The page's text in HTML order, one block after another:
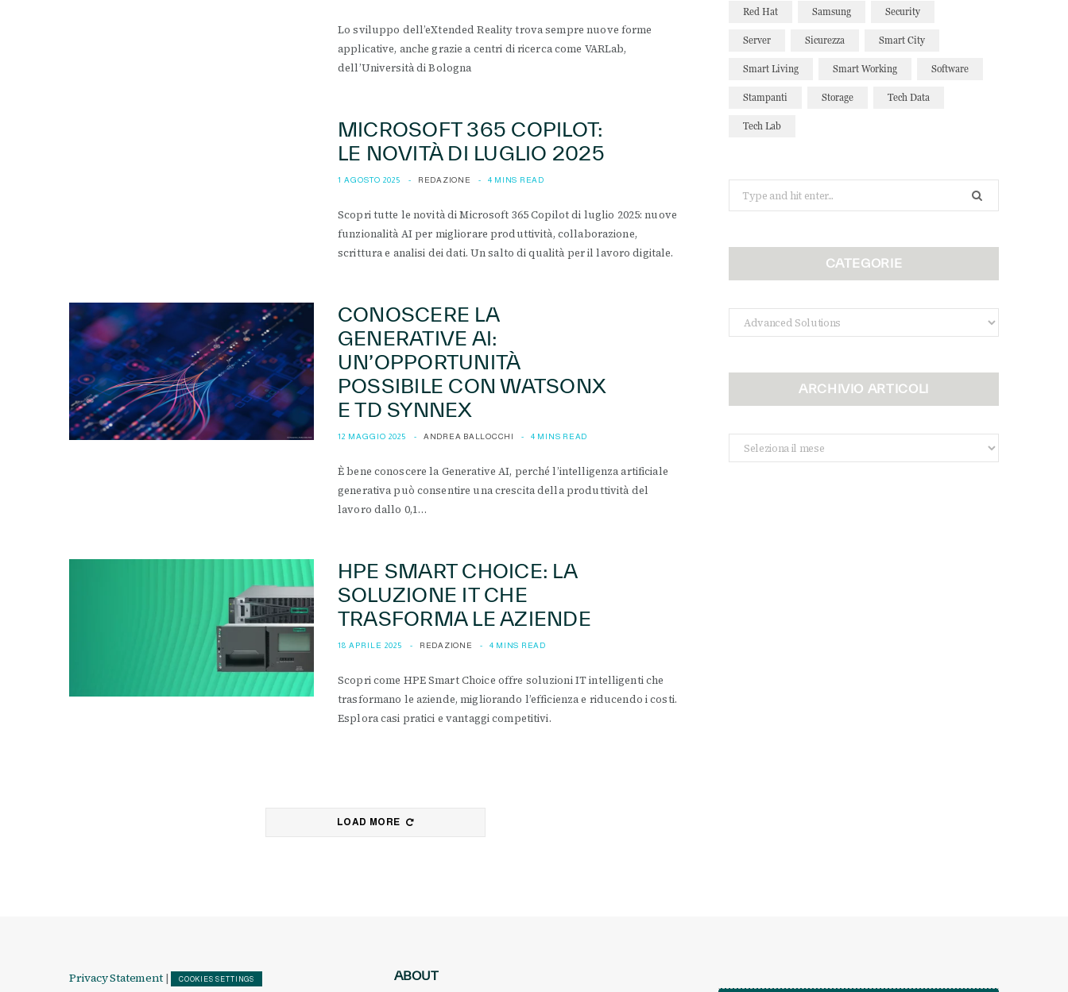
Lo sviluppo dell’eXtended Reality trova sempre nuove forme
applicative, anche grazie a centri di ricerca come VARLab,
dell’Università di Bologna
MICROSOFT 365 COPILOT:
LE NOVITÀ DI LUGLIO 2025
1 AGOSTO 2025 REDAZIONE 4 MINS READ
Scopri tutte le novità di Microsoft 365 Copilot di luglio 2025: nuove
funzionalità AI per migliorare produttività, collaborazione,
scrittura e analisi dei dati. Un salto di qualità per il lavoro digitale.
CONOSCERE LA
GENERATIVE AI:
UN’OPPORTUNITÀ
POSSIBILE CON WATSONX
E TD SYNNEX
12 MAGGIO 2025 ANDREA BALLOCCHI 4 MINS READ
È bene conoscere la Generative AI, perché l’intelligenza artificiale
generativa può consentire una crescita della produttività del
lavoro dallo 0,1…
HPE SMART CHOICE: LA
SOLUZIONE IT CHE
TRASFORMA LE AZIENDE
18 APRILE 2025 REDAZIONE 4 MINS READ
Scopri come HPE Smart Choice offre soluzioni IT intelligenti che
trasformano le aziende, migliorando l’efficienza e riducendo i costi.
Esplora casi pratici e vantaggi competitivi.
LOAD MORE
Red Hat Samsung Security
Server Sicurezza Smart City
Smart Living Smart Working Software
Stampanti Storage Tech Data
Tech Lab
for:
CATEGORIE
Categorie
ARCHIVIO ARTICOLI
Archivio
Articoli
Privacy Statement | COOKIES SETTINGS ABOUT